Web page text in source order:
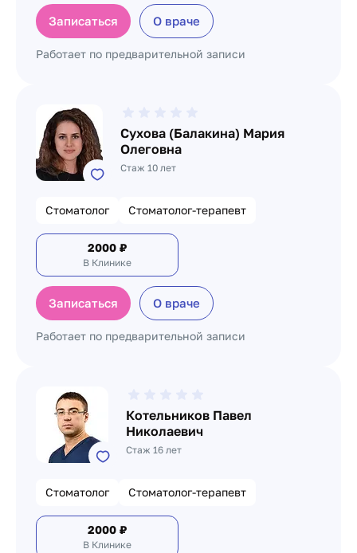
Записаться О враче
Работает по предварительной записи
Сухова (Балакина) Мария
Олеговна
Стаж 10 лет
Стоматолог Стоматолог-терапевт
2000 ₽
В Клинике
Записаться О враче
Работает по предварительной записи
Котельников Павел
Николаевич
Стаж 16 лет
Стоматолог Стоматолог-терапевт
2000 ₽
В Клинике